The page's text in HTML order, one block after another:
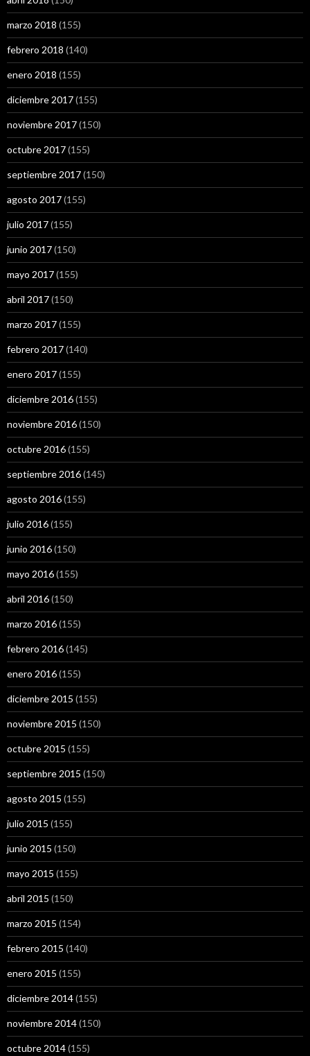
marzo 2018 (155)
febrero 2018 (140)
enero 2018 (155)
diciembre 2017(155)
noviembre 2017(150)
octubre 2017(155)
septiembre 2017(150)
agosto 2017(155)
julio 2017(155)
junio 2017(150)
mayo 2017(155)
abril 2017(150)
marzo 2017(155)
febrero 2017(140)
enero 2017(155)
diciembre 2016(155)
noviembre 2016(150)
octubre 2016(155)
septiembre 2016(145)
agosto 2016(155)
julio 2016(155)
junio 2016(150)
mayo 2016(155)
abril 2016(150)
marzo 2016(155)
febrero 2016(145)
enero 2016(155)
diciembre 2015 (155)
noviembre 2015 (150)
octubre 2015 (155)
septiembre 2015 (150)
agosto 2015 (155)
julio 2015 (155)
junio 2015 (150)
mayo 2015 (155)
abril 2015 (150)
marzo 2015 (154)
febrero 2015 (140)
enero 2015 (155)
diciembre 2014(155)
noviembre 2014(150)
octubre 2014(155)